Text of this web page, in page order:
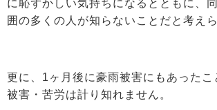
に恥ずかしい気持ちになるとともに、
囲の多くの人が知らないことだと考えら
更に、1ヶ月後に豪雨被害にもあったこ
被害・苦労は計り知れません。